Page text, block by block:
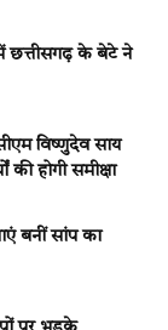
छत्तीसगढ़ के बेटे ने
विष्णुदेव साय
होगी समीक्षा
बनीं सांप का